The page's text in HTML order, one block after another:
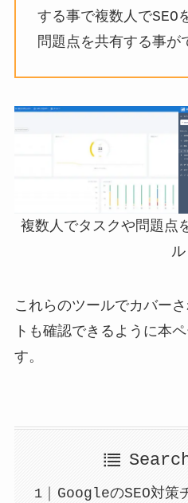
する事で複数人でSEO
問題点を共有する事が
複数人でタスクや問題点
ル
これらのツールでカバー
トも確認できるように本
す。
GoogleのSEO対策